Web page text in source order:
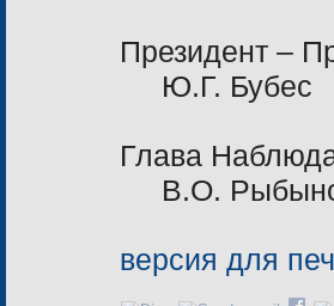
Президент –
Ю.Г. Бубес
Глава
В.О.
версия для